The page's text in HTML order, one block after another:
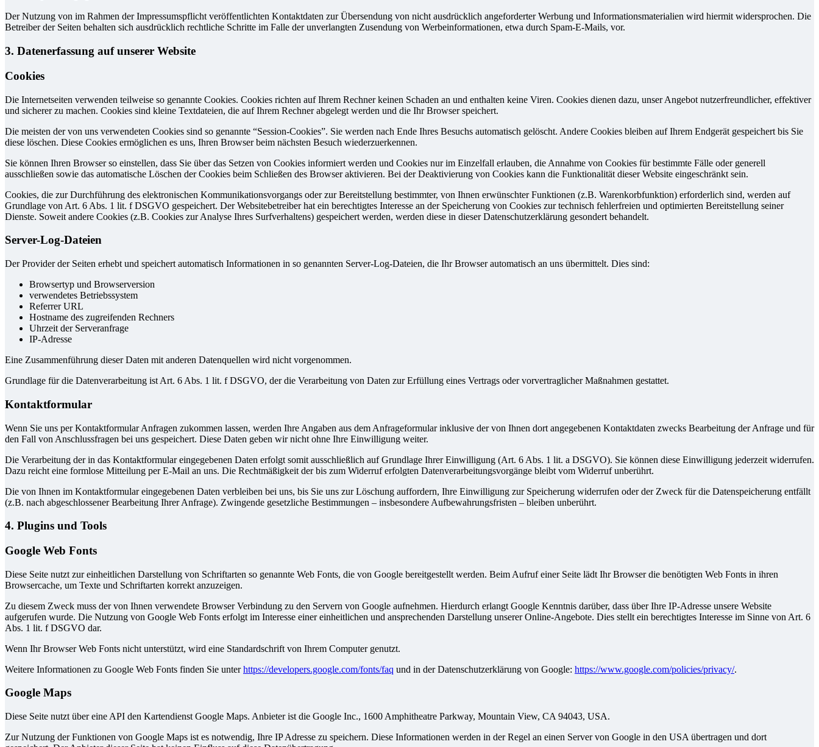
Der Nutzung von im Rahmen der Impressumspflicht veröffentlichten Kontaktdaten zur Übersendung von nicht ausdrücklich angeforderter Werbung und Informationsmaterialien wird hiermit widersprochen. Die
Betreiber der Seiten behalten sich ausdrücklich rechtliche Schritte im Falle der unverlangten Zusendung von Werbeinformationen, etwa durch Spam-E-Mails, vor.
3. Datenerfassung auf unserer Website
Cookies
Die Internetseiten verwenden teilweise so genannte Cookies. Cookies richten auf Ihrem Rechner keinen Schaden an und enthalten keine Viren. Cookies dienen dazu, unser Angebot nutzerfreundlicher, effektiver
und sicherer zu machen. Cookies sind kleine Textdateien, die auf Ihrem Rechner abgelegt werden und die Ihr Browser speichert.
Die meisten der von uns verwendeten Cookies sind so genannte “Session-Cookies”. Sie werden nach Ende Ihres Besuchs automatisch gelöscht. Andere Cookies bleiben auf Ihrem Endgerät gespeichert bis Sie
diese löschen. Diese Cookies ermöglichen es uns, Ihren Browser beim nächsten Besuch wiederzuerkennen.
Sie können Ihren Browser so einstellen, dass Sie über das Setzen von Cookies informiert werden und Cookies nur im Einzelfall erlauben, die Annahme von Cookies für bestimmte Fälle oder generell
ausschließen sowie das automatische Löschen der Cookies beim Schließen des Browser aktivieren. Bei der Deaktivierung von Cookies kann die Funktionalität dieser Website eingeschränkt sein.
Cookies, die zur Durchführung des elektronischen Kommunikationsvorgangs oder zur Bereitstellung bestimmter, von Ihnen erwünschter Funktionen (z.B. Warenkorbfunktion) erforderlich sind, werden auf
Grundlage von Art. 6 Abs. 1 lit. f DSGVO gespeichert. Der Websitebetreiber hat ein berechtigtes Interesse an der Speicherung von Cookies zur technisch fehlerfreien und optimierten Bereitstellung seiner
Dienste. Soweit andere Cookies (z.B. Cookies zur Analyse Ihres Surfverhaltens) gespeichert werden, werden diese in dieser Datenschutzerklärung gesondert behandelt.
Server-Log-Dateien
Der Provider der Seiten erhebt und speichert automatisch Informationen in so genannten Server-Log-Dateien, die Ihr Browser automatisch an uns übermittelt. Dies sind:
Browsertyp und Browserversion
verwendetes Betriebssystem
Referrer URL
Hostname des zugreifenden Rechners
Uhrzeit der Serveranfrage
IP-Adresse
Eine Zusammenführung dieser Daten mit anderen Datenquellen wird nicht vorgenommen.
Grundlage für die Datenverarbeitung ist Art. 6 Abs. 1 lit. f DSGVO, der die Verarbeitung von Daten zur Erfüllung eines Vertrags oder vorvertraglicher Maßnahmen gestattet.
Kontaktformular
Wenn Sie uns per Kontaktformular Anfragen zukommen lassen, werden Ihre Angaben aus dem Anfrageformular inklusive der von Ihnen dort angegebenen Kontaktdaten zwecks Bearbeitung der Anfrage und für
den Fall von Anschlussfragen bei uns gespeichert. Diese Daten geben wir nicht ohne Ihre Einwilligung weiter.
Die Verarbeitung der in das Kontaktformular eingegebenen Daten erfolgt somit ausschließlich auf Grundlage Ihrer Einwilligung (Art. 6 Abs. 1 lit. a DSGVO). Sie können diese Einwilligung jederzeit widerrufen.
Dazu reicht eine formlose Mitteilung per E-Mail an uns. Die Rechtmäßigkeit der bis zum Widerruf erfolgten Datenverarbeitungsvorgänge bleibt vom Widerruf unberührt.
Die von Ihnen im Kontaktformular eingegebenen Daten verbleiben bei uns, bis Sie uns zur Löschung auffordern, Ihre Einwilligung zur Speicherung widerrufen oder der Zweck für die Datenspeicherung entfällt
(z.B. nach abgeschlossener Bearbeitung Ihrer Anfrage). Zwingende gesetzliche Bestimmungen – insbesondere Aufbewahrungsfristen – bleiben unberührt.
4. Plugins und Tools
Google Web Fonts
Diese Seite nutzt zur einheitlichen Darstellung von Schriftarten so genannte Web Fonts, die von Google bereitgestellt werden. Beim Aufruf einer Seite lädt Ihr Browser die benötigten Web Fonts in ihren
Browsercache, um Texte und Schriftarten korrekt anzuzeigen.
Zu diesem Zweck muss der von Ihnen verwendete Browser Verbindung zu den Servern von Google aufnehmen. Hierdurch erlangt Google Kenntnis darüber, dass über Ihre IP-Adresse unsere Website
aufgerufen wurde. Die Nutzung von Google Web Fonts erfolgt im Interesse einer einheitlichen und ansprechenden Darstellung unserer Online-Angebote. Dies stellt ein berechtigtes Interesse im Sinne von Art. 6
Abs. 1 lit. f DSGVO dar.
Wenn Ihr Browser Web Fonts nicht unterstützt, wird eine Standardschrift von Ihrem Computer genutzt.
Weitere Informationen zu Google Web Fonts finden Sie unterhttps://developers.google.com/fonts/faq und in der Datenschutzerklärung von Google: https://www.google.com/policies/privacy/.
Google Maps
Diese Seite nutzt über eine API den Kartendienst Google Maps. Anbieter ist die Google Inc., 1600 Amphitheatre Parkway, Mountain View, CA 94043, USA.
Zur Nutzung der Funktionen von Google Maps ist es notwendig, Ihre IP Adresse zu speichern. Diese Informationen werden in der Regel an einen Server von Google in den USA übertragen und dort